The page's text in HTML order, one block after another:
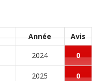
Année Avis
2024 0
2025 0